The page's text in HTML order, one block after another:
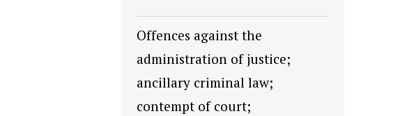
Offences against the
administration of justice;
ancillary criminal law;
contempt of court;